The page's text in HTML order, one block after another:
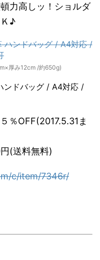
力高しッ！ショルダ
♪
厚み12cm /約650g)
ンドバッグ / A4対応 /
％OFF(2017.5.31ま
(送料無料)
c/item/7346r/